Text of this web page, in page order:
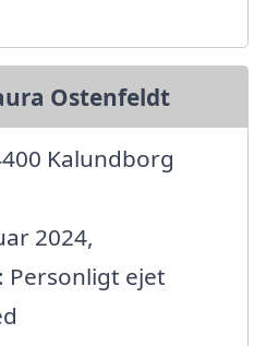
Ostenfeldt
Kalundborg
2024,
Personligt ejet